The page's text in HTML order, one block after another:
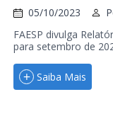
05/10/2023
FAESP divulga
para setembro de
Saiba Mais